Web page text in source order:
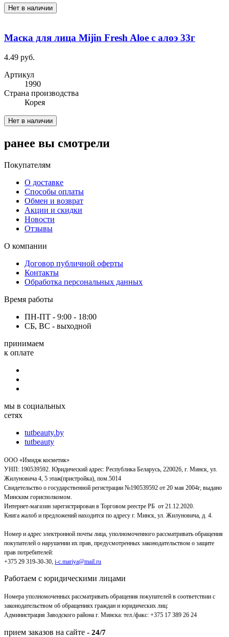
Нет в наличии
Маска для лица Mijin Fresh Aloe с алоэ 33г
4.49 руб.
Артикул
1990
Cтрана производства
Корея
Нет в наличии
ранее вы смотрели
Покупателям
О доставке
Способы оплаты
Обмен и возврат
Акции и скидки
Новости
Отзывы
О компании
Договор публичной оферты
Контакты
Обработка персональных данных
Время работы
ПН-ПТ - 9:00 - 18:00
СБ, ВС - выходной
принимаем
к оплате
мы в социальных
сетях
tutbeauty.by
tutbeauty
ООО «Имидж косметик»
УНП: 190539592. Юридический адрес: Республика Беларусь, 220026, г. Минск, ул.
Жилуновича 4, 5 этаж(пристройка), пом.5014
Свидетельство о государственной регистрации №190539592 от 20 мая 2004г, выдано
Минским горисполкомом.
Интернет-магазин зарегистрирован в Торговом реестре РБ от 21.12.2020.
Книга жалоб и предложений находится по адресу г. Минск, ул. Жилуновича, д. 4.
Номер и адрес электронной почты лица, уполномоченного рассматривать обращения
покупателей о нарушении их прав, предусмотренных законодательством о защите
прав потребителей:
+375 29 319-30-30, i-c.mariya@mail.ru
Работаем с юридическими лицами
Номера уполномоченных рассматривать обращения покупателей в соответствии с
законодательством об обращениях граждан и юридических лиц:
Администрация Заводского района г. Минска: тел./факс: +375 17 389 26 24
прием заказов на сайте - 24/7